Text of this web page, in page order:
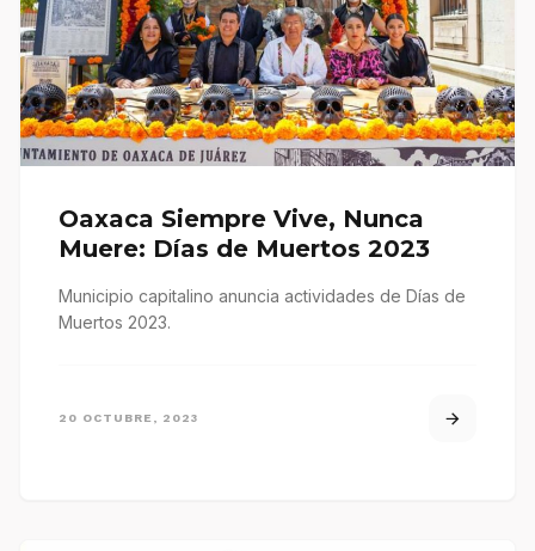
Oaxaca Siempre Vive, Nunca
Muere: Días de Muertos 2023
Municipio capitalino anuncia actividades de Días de
Muertos 2023.
20 OCTUBRE, 2023